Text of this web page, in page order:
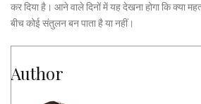
कर दिया है। आने वाले दिनों में यह देखना होगा कि क्या
बीच कोई संतुलन बन पाता है या नहीं।
Author